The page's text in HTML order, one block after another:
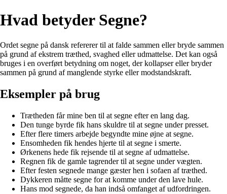
Hvad betyder Segne?
Ordet segne på dansk refererer til at falde sammen eller bryde sammen
på grund af ekstrem træthed, svaghed eller udmattelse. Det kan også
bruges i en overført betydning om noget, der kollapser eller bryder
sammen på grund af manglende styrke eller modstandskraft.
Eksempler på brug
Trætheden får mine ben til at segne efter en lang dag.
Den tunge byrde fik hans skuldre til at segne under presset.
Efter flere timers arbejde begyndte mine øjne at segne.
Ensomheden fik hendes hjerte til at segne i smerte.
Ørkenens hede fik rejsende til at segne af udmattelse.
Regnen fik de gamle tagrender til at segne under vægten.
Efter festen segnede mange gæster hen i sofaen af træthed.
Dykkeren måtte segne for at komme under den lave hule.
Hans mod segnede, da han indså omfanget af udfordringen.